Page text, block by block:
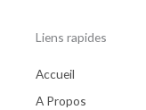
Liens rapides
Accueil
A Propos